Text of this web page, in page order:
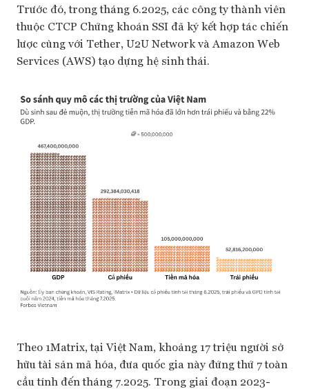
Trước đó, trong tháng 6.2025, các công ty thành viên
thuộc CTCP Chứng khoán SSI đã ký kết hợp tác chiến
lược cùng với Tether, U2U Network và Amazon Web
Services (AWS) tạo dựng hệ sinh thái.
Theo 1Matrix, tại Việt Nam, khoảng 17 triệu người sở
hữu tài sản mã hóa, đưa quốc gia này đứng thứ 7 toàn
cầu tính đến tháng 7.2025. Trong giai đoạn 2023-